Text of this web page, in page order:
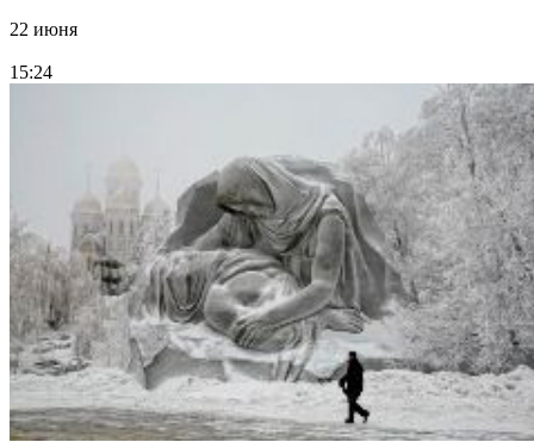
22 июня
15:24